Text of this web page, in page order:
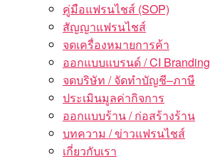
คู่มือแฟรนไชส์ (SOP)
สัญญาแฟรนไชส์
จดเครื่องหมายการค้า
ออกแบบแบรนด์ / CI Branding
จดบริษัท / จัดทำบัญชี–ภาษี
ประเมินมูลค่ากิจการ
ออกแบบร้าน / ก่อสร้างร้าน
บทความ / ข่าวแฟรนไชส์
เกี่ยวกับเรา